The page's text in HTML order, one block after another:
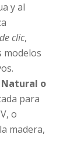
y al
clic,
modelos
o
para
o
madera,